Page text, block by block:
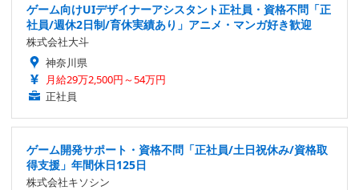
ゲーム向けUIデザイナーアシスタント正社員・資格不問「正
社員/週休2日制/育休実績あり」アニメ・マンガ好き歓迎
株式会社大斗
神奈川県
月給29万2,500円～54万円
正社員
ゲーム開発サポート・資格不問「正社員/土日祝休み/資格取
得支援」年間休日125日
株式会社キソシン